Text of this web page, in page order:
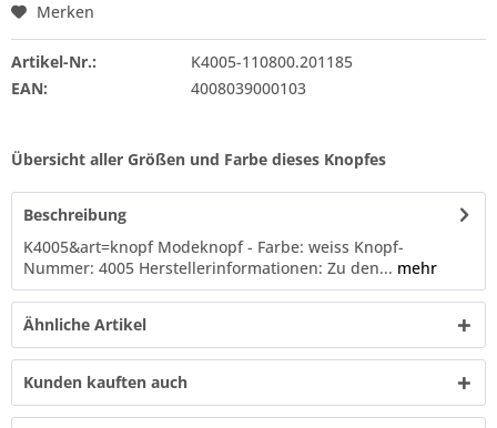
Merken
Artikel-Nr.:
K4005-110800.201185
EAN:
4008039000103
Übersicht aller Größen und Farbe dieses Knopfes
Beschreibung
K4005&art=knopf Modeknopf - Farbe: weiss Knopf-
Nummer: 4005 Herstellerinformationen: Zu den... mehr
Ähnliche Artikel
Kunden kauften auch